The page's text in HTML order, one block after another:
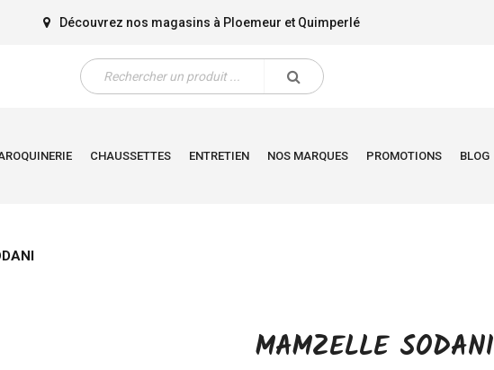
Découvrez nos magasins à Ploemeur et Quimperlé
CHAUSSETTES ENTRETIEN NOS MARQUES PROMOTIONS BLOG
MAMZELLE SODANI